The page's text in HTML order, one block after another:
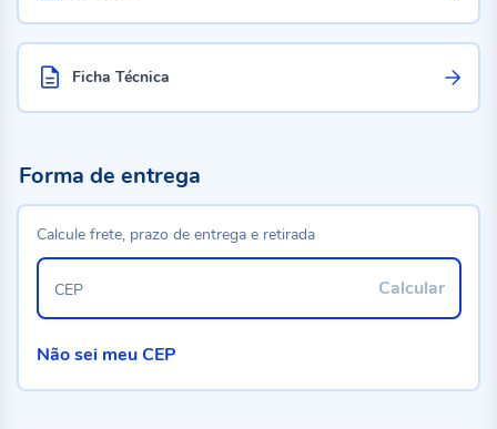
Ficha Técnica
Forma de entrega
Calcule frete, prazo de entrega e retirada
Calcular
CEP
Não sei meu CEP